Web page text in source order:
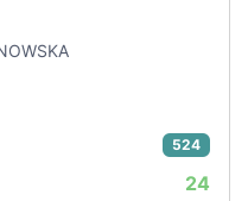
524
24